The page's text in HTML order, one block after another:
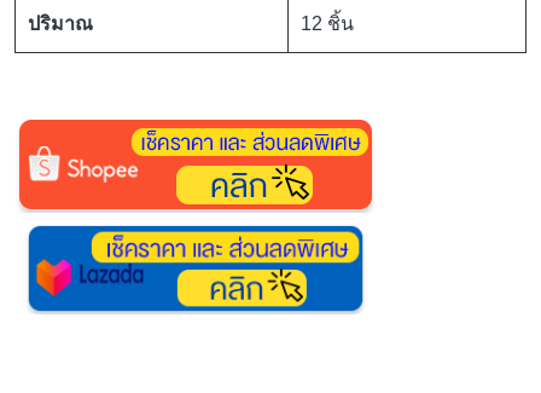
ปริมาณ 12 ชิ้น